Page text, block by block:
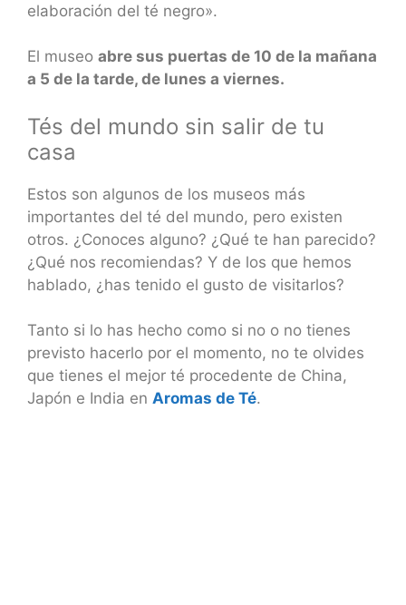
elaboración del té negro».
El museo abre sus puertas de 10 de la mañana
a 5 de la tarde, de lunes a viernes.
Tés del mundo sin salir de tu
casa
Estos son algunos de los museos más
importantes del té del mundo, pero existen
otros. ¿Conoces alguno? ¿Qué te han parecido?
¿Qué nos recomiendas? Y de los que hemos
hablado, ¿has tenido el gusto de visitarlos?
Tanto si lo has hecho como si no o no tienes
previsto hacerlo por el momento, no te olvides
que tienes el mejor té procedente de China,
Japón e India en Aromas de Té.